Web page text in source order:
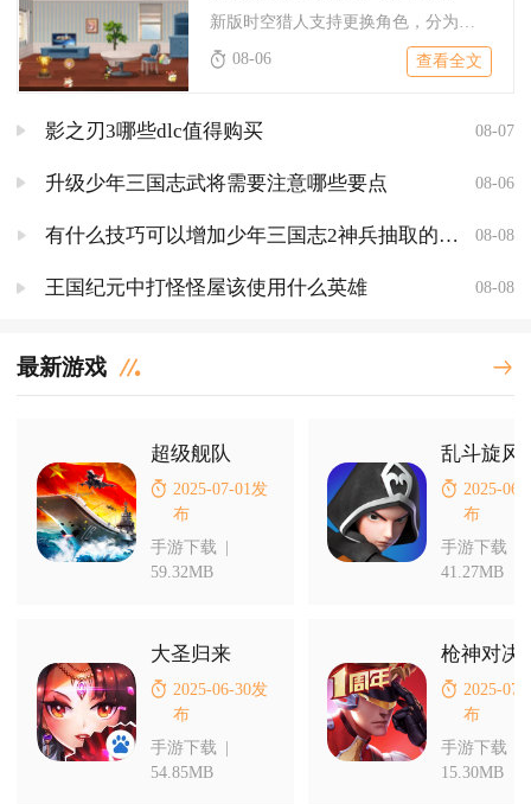
新版时空猎人支持更换角色，分为同账号多独立角色切换与单角色转...
08-06
查看全文
影之刃3哪些dlc值得购买 08-07
升级少年三国志武将需要注意哪些要点 08-06
有什么技巧可以增加少年三国志2神兵抽取的几率 08-08
王国纪元中打怪怪屋该使用什么英雄 08-08
最新游戏
超级舰队
2025-07-01发
布
手游下载 |
59.32MB
大圣归来
2025-06-30发
布
手游下载 |
54.85MB
乱斗旋风
2025-06-
布
手游下载
41.27MB
枪神对决
2025-07-
布
手游下载
15.30MB